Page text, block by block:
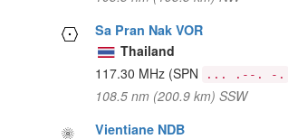
Sa Pran Nak VOR
Thailand
117.30 MHz (SPN ... .--. -.
108.5 nm (200.9 km) SSW
Vientiane NDB